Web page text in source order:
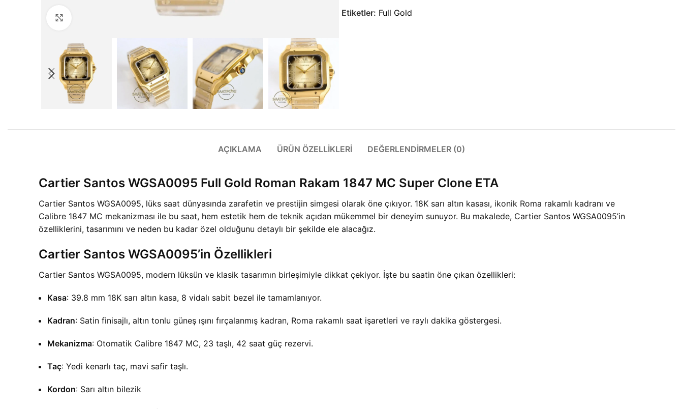
Etiketler: Full Gold
AÇIKLAMA ÜRÜN ÖZELLIKLERI DEĞERLENDIRMELER (0)
Cartier Santos WGSA0095 Full Gold Roman Rakam 1847 MC Super Clone ETA
Cartier Santos WGSA0095, lüks saat dünyasında zarafetin ve prestijin simgesi olarak öne çıkıyor. 18K sarı altın kasası, ikonik Roma rakamlı kadranı ve
Calibre 1847 MC mekanizması ile bu saat, hem estetik hem de teknik açıdan mükemmel bir deneyim sunuyor. Bu makalede, Cartier Santos WGSA0095’in
özelliklerini, tasarımını ve neden bu kadar özel olduğunu detaylı bir şekilde ele alacağız.
Cartier Santos WGSA0095’in Özellikleri
Cartier Santos WGSA0095, modern lüksün ve klasik tasarımın birleşimiyle dikkat çekiyor. İşte bu saatin öne çıkan özellikleri:
Kasa: 39.8 mm 18K sarı altın kasa, 8 vidalı sabit bezel ile tamamlanıyor.
Kadran: Satin finisajlı, altın tonlu güneş ışını fırçalanmış kadran, Roma rakamlı saat işaretleri ve raylı dakika göstergesi.
Mekanizma: Otomatik Calibre 1847 MC, 23 taşlı, 42 saat güç rezervi.
Taç: Yedi kenarlı taç, mavi safir taşlı.
Kordon: Sarı altın bilezik